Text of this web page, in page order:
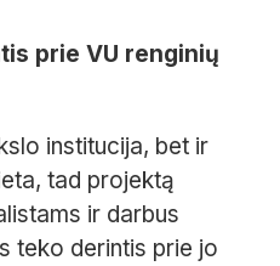
prie VU renginių
institucija, bet ir
tad projektą
ir darbus
teko derintis prie jo